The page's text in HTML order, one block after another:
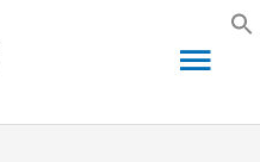
主
要